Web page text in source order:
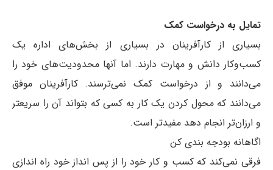
تمایل به درخواست کمک
بسیاری از کارآفرینان در بسیاری از بخش‌های اداره یک
کسب‌وکار دانش و مهارت دارند. اما آنها محدودیت‌های خود را
می‌دانند و از درخواست کمک نمی‌ترسند. کارآفرینان موفق
می‌دانند که محول کردن یک کار به کسی که بتواند آن را سریعتر
و ارزان‌تر انجام دهد مفیدتر است.
اگاهانه بودجه بندی کن
فرقی نمی‌کند که کسب و کار خود را از پس انداز خود راه اندازی